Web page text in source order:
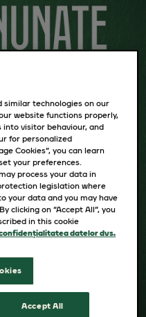
similar technologies on our
website functions properly,
visitor behaviour, and
for personalized
Cookies”, you can learn
your preferences.
process your data in
legislation where
your data and you may have
clicking on “Accept All”, you
in this cookie
datelor dvs.
Accept All